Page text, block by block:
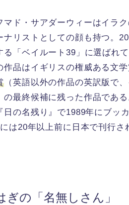
マド・サアダーウィーはイラ
ナリストとしての顔も持つ。
る「ベイルート39」に選ばれて
作品はイギリスの権威ある文
（英語以外の作品の英訳版で
の最終候補に残った作品であ
日の名残り』で1989年にブッ
は20年以上前に日本で刊行
ぎの「名無しさん」